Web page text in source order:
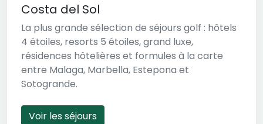
Costa del Sol
La plus grande sélection de séjours golf : hôtels
4 étoiles, resorts 5 étoiles, grand luxe,
résidences hôtelières et formules à la carte
entre Malaga, Marbella, Estepona et
Sotogrande.
Voir les séjours